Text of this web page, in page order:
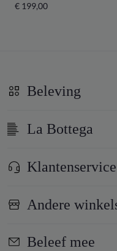
€ 199,00
Beleving
La Bottega
Klantenservice
Andere
Beleef mee